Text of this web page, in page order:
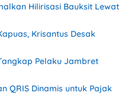
Hilirisasi Bauksit Lewat
Krisantus Desak
Pelaku Jambret
QRIS Dinamis untuk Pajak